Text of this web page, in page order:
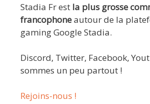
Stadia Fr est la plus grosse
francophoneautour de la
gaming Google Stadia.
Discord, Twitter, Facebook,
sommes un peu partout !
Rejoins-nous !